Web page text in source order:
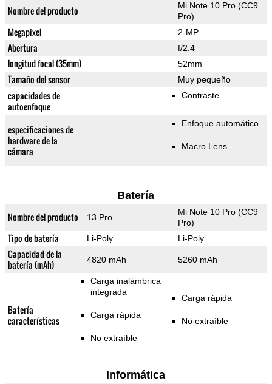
Nombre del producto
Mi Note 10 Pro (CC9
Pro)
Megapixel 2-MP
Abertura f/2.4
longitud focal (35mm) 52mm
Tamaño del sensor Muy pequeño
capacidades de
autoenfoque
Contraste
especificaciones de
hardware de la
cámara
Enfoque automático
Macro Lens
Batería
Nombre del producto 13 Pro
Mi Note 10 Pro (CC9
Pro)
Tipo de batería Li-Poly Li-Poly
Capacidad de la
batería (mAh)
4820 mAh 5260 mAh
Batería
características
Carga inalámbrica
integrada
Carga rápida
No extraíble
Carga rápida
No extraíble
Informática